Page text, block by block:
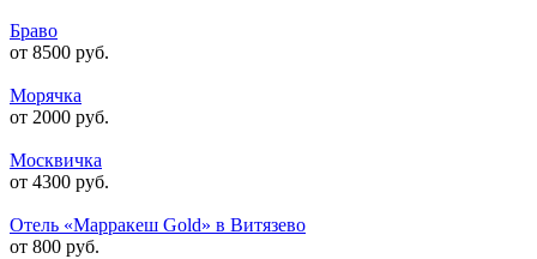
Браво
от 8500 руб.
Морячка
от 2000 руб.
Москвичка
от 4300 руб.
Отель «Марракеш Gold» в Витязево
от 800 руб.